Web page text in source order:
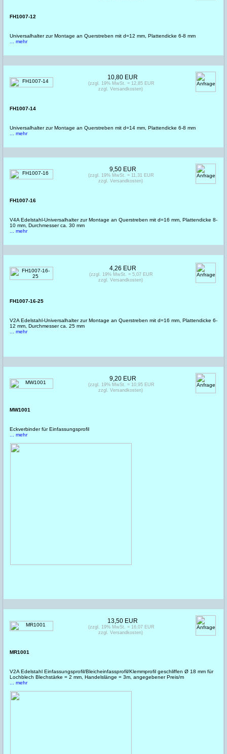
FH1007-12
Universalhalter zur Montage an Querstreben mit d=12 mm, Plattendicke 6-8 mm
... mehr
FH1007-14
Universalhalter zur Montage an Querstreben mit d=14 mm, Plattendicke 6-8 mm
... mehr
10,80 EUR
(zzgl. 19% MwSt. = 12,85 EUR
zzgl. Versandkosten)
FH1007-16
V4A Edelstahl-Universalhalter zur Montage an Querstreben mit d=16 mm, Plattendicke 8-
10 mm, Durchmesser ca. 30 mm
... mehr
9,50 EUR
(zzgl. 19% MwSt. = 11,31 EUR
zzgl. Versandkosten)
FH1007-16-25
V2A Edelstahl-Universalhalter zur Montage an Querstreben mit d=16 mm, Plattendicke 6-
12 mm, Durchmesser ca. 25 mm
... mehr
4,26 EUR
(zzgl. 19% MwSt. = 5,07 EUR
zzgl. Versandkosten)
MW1001
Eckverbinder für Einfassungsprofil
... mehr
9,20 EUR
(zzgl. 19% MwSt. = 10,95 EUR
zzgl. Versandkosten)
MR1001
V2A Edelstahl Einfassungsprofil/Bleicheinfassprofil/Klemmprofil geschliffen Ø 18 mm für
Lochblech Blechstärke = 2 mm, Handelslänge = 3m, angegebener Preis/m
... mehr
13,50 EUR
(zzgl. 19% MwSt. = 16,07 EUR
zzgl. Versandkosten)